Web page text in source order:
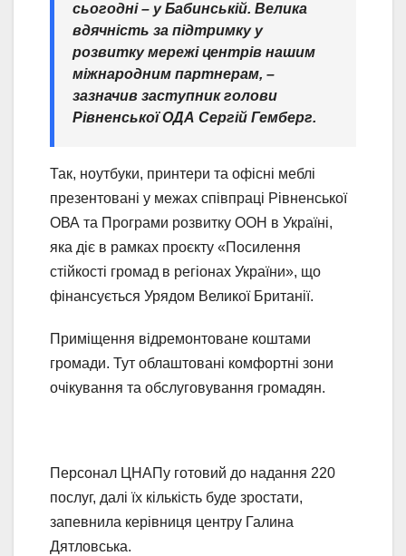
сьогодні – у Бабинській. Велика
вдячність за підтримку у
розвитку мережі центрів нашим
міжнародним партнерам, –
зазначив заступник голови
Рівненської ОДА Сергій Гемберг.
Так, ноутбуки, принтери та офісні меблі
презентовані у межах співпраці Рівненської
ОВА та Програми розвитку ООН в Україні,
яка діє в рамках проєкту «Посилення
стійкості громад в регіонах України», що
фінансується Урядом Великої Британії.
Приміщення відремонтоване коштами
громади. Тут облаштовані комфортні зони
очікування та обслуговування громадян.
Персонал ЦНАПу готовий до надання 220
послуг, далі їх кількість буде зростати,
запевнила керівниця центру Галина
Дятловська.